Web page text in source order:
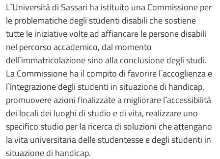
L`Università di Sassari ha istituito una Commissione per
le problematiche degli studenti disabili che sostiene
tutte le iniziative volte ad affiancare le persone disabili
nel percorso accademico, dal momento
dell`immatricolazione sino alla conclusione degli studi.
La Commissione ha il compito di favorire l`accoglienza e
l`integrazione degli studenti in situazione di handicap,
promuovere azioni finalizzate a migliorare l`accessibilità
dei locali dei luoghi di studio e di vita, realizzare uno
specifico studio per la ricerca di soluzioni che attengano
la vita universitaria delle studentesse e degli studenti in
situazione di handicap.